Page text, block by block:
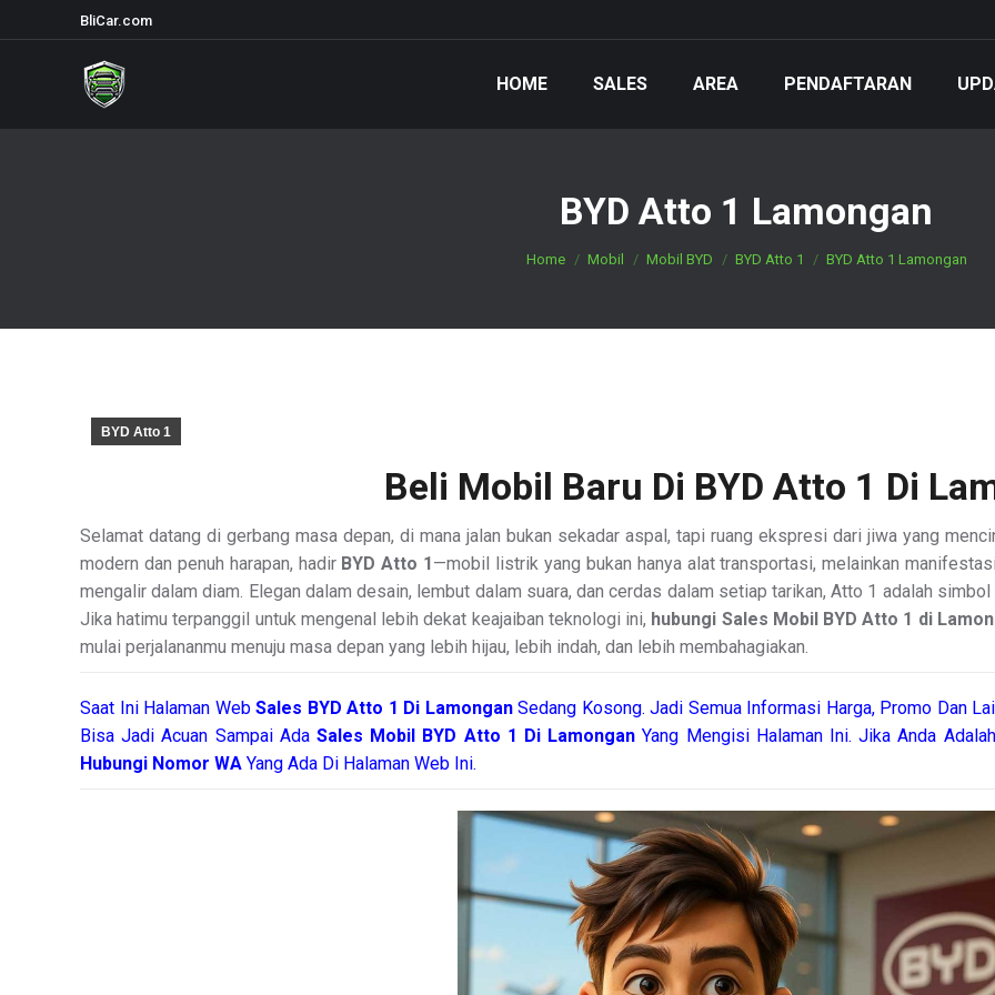
BliCar.com
HOME SALES AREA PENDAFTARAN
BYD Atto 1 Lamongan
You are here:
Home Mobil Mobil BYD BYD Atto 1 BYD Atto 1 Lamongan
BYD Atto 1
Beli Mobil Baru Di BYD Atto 1 Di
Selamat datang di gerbang masa depan, di mana jalan bukan sekadar aspal, tapi ruang ekspresi dari jiwa yang
modern dan penuh harapan, hadir BYD Atto 1—mobil listrik yang bukan hanya alat transportasi, melainkan
mengalir dalam diam. Elegan dalam desain, lembut dalam suara, dan cerdas dalam setiap tarikan, Atto 1 adalah
Jika hatimu terpanggil untuk mengenal lebih dekat keajaiban teknologi ini, hubungi Sales Mobil BYD Atto 1 di
mulai perjalananmu menuju masa depan yang lebih hijau, lebih indah, dan lebih membahagiakan.
Saat Ini Halaman WebSales BYD Atto 1 Di LamonganSedang Kosong. Jadi Semua Informasi Harga, Promo Dan
Bisa Jadi Acuan Sampai Ada Sales Mobil BYD Atto 1 Di LamonganYang Mengisi Halaman Ini. Jika Anda
Hubungi Nomor WA Yang Ada Di Halaman Web Ini.